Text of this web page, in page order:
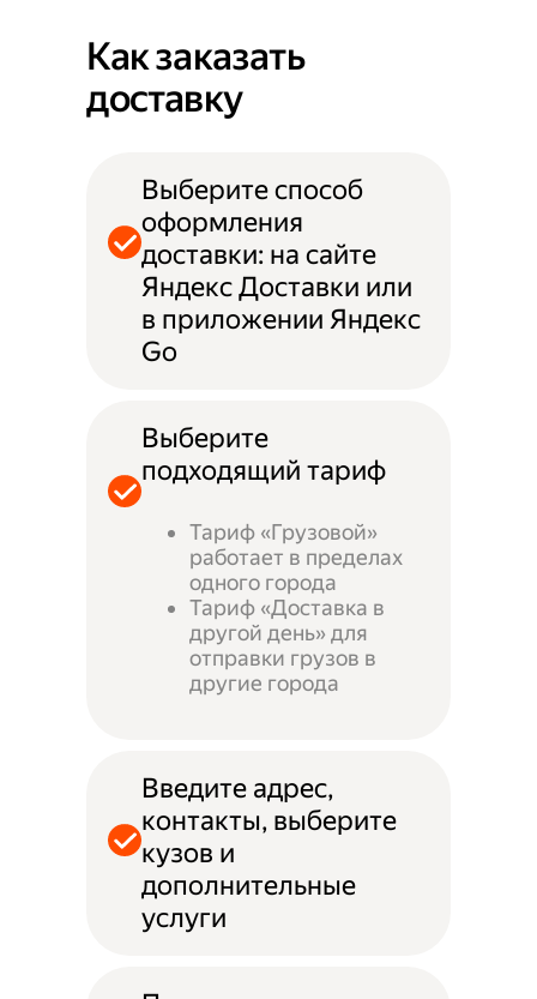
Как заказать
доставку
Выберите способ
оформления
доставки: на сайте
Яндекс Доставки или
в приложении Яндекс
Go
Выберите
подходящий тариф
Тариф «Грузовой»
работает в пределах
одного города
Тариф «Доставка в
другой день» для
отправки грузов в
другие города
Введите адрес,
контакты, выберите
кузов и
дополнительные
услуги